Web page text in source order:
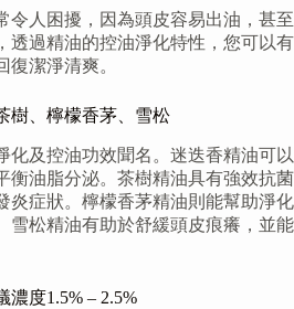
令人困擾，因為頭皮容易出油，甚至
透過精油的控油淨化特性，您可以有
潔淨清爽。
樹、檸檬香茅、雪松
化及控油功效聞名。迷迭香精油可以
衡油脂分泌。茶樹精油具有強效抗菌
炎症狀。檸檬香茅精油則能幫助淨化
雪松精油有助於舒緩頭皮痕癢，並能
度1.5% – 2.5%